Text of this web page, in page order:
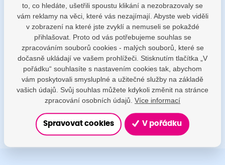
Buďte s námi v kontaktu
Jsme k dispozici pokud potřebujete pomoci
porodnice@nemocnicenachod.cz
+420 491 601 745
to, co hledáte, ušetřili spoustu klikání a nezobrazovaly se
vám reklamy na věci, které vás nezajímají. Abyste web viděli
v zobrazení na které jste zvyklí a nemuseli se pokaždé
přihlašovat. Proto od vás potřebujeme souhlas se
zpracováním souborů cookies - malých souborů, které se
dočasně ukládají ve vašem prohlížeči. Stisknutím tlačítka „V
pořádku“ souhlasíte s nastavením cookies tak, abychom
vám poskytovali smysluplné a užitečné služby na základě
vašich údajů. Svůj souhlas můžete kdykoli změnit na stránce
zpracování osobních údajů. Více informací
Spravovat cookies V pořádku